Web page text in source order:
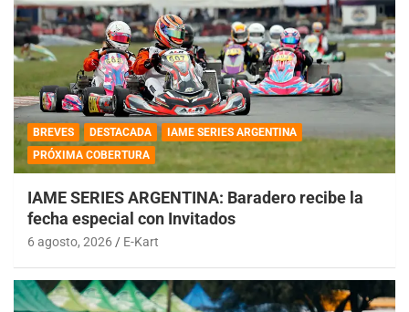
BREVES DESTACADA
IAME SERIES ARGENTINA
PRÓXIMA COBERTURA
IAME SERIES ARGENTINA: Baradero recibe la
fecha especial con Invitados
6 agosto, 2026 E-Kart